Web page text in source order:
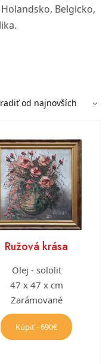
Belgicko,
Ružová krása
Olej - sololit
47 x 47 x cm
Zarámované
Kúpiť - 690€